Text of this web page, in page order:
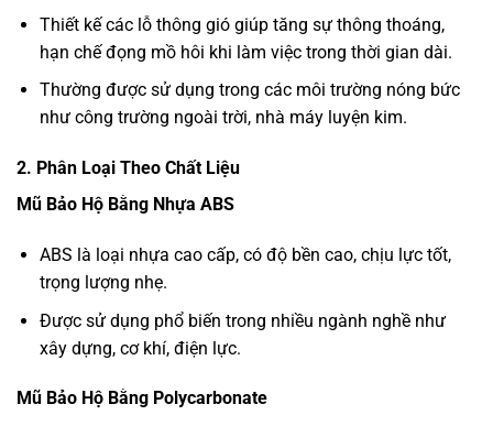
Thiết kế các lỗ thông gió giúp tăng sự thông thoáng,
hạn chế đọng mồ hôi khi làm việc trong thời gian dài.
Thường được sử dụng trong các môi trường nóng bức
như công trường ngoài trời, nhà máy luyện kim.
2. Phân Loại Theo Chất Liệu
Mũ Bảo Hộ Bằng Nhựa ABS
ABS là loại nhựa cao cấp, có độ bền cao, chịu lực tốt,
trọng lượng nhẹ.
Được sử dụng phổ biến trong nhiều ngành nghề như
xây dựng, cơ khí, điện lực.
Mũ Bảo Hộ Bằng Polycarbonate